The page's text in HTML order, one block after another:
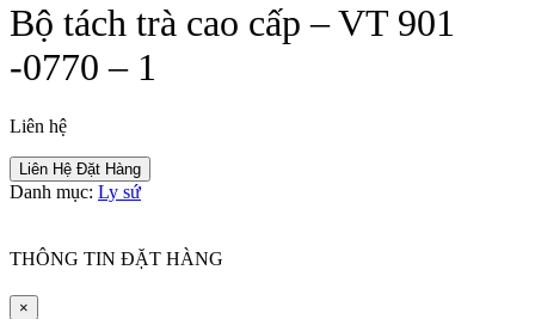
Bộ tách trà cao cấp – VT 901
-0770 – 1
Liên hệ
Liên Hệ Đặt Hàng
Danh mục: Ly sứ
THÔNG TIN ĐẶT HÀNG
×